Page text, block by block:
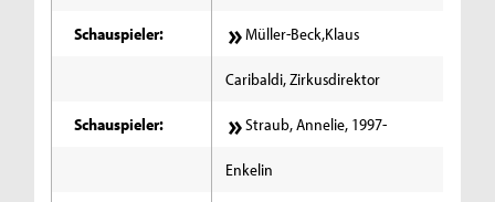
Schauspieler: Müller-Beck,Klaus
Caribaldi, Zirkusdirektor
Schauspieler: Straub, Annelie, 1997-
Enkelin